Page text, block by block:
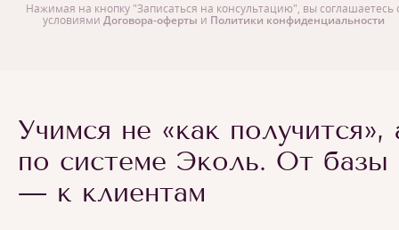
Нажимая на кнопку "Записаться на консультацию", вы соглашаетесь
условиями Договора-оферты и Политики конфиденциальности
Учимся не «как получится»,
по системе Эколь. От базы
— к клиентам